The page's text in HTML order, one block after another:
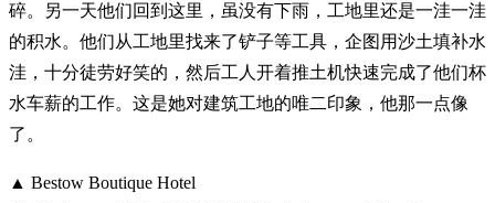
碎。另一天他们回到这里，虽没有下雨，工地里还是一洼一洼
的积水。他们从工地里找来了铲子等工具，企图用沙土填补水
洼，十分徒劳好笑的，然后工人开着推土机快速完成了他们杯
水车薪的工作。这是她对建筑工地的唯二印象，他那一点像
了。
▲ Bestow Boutique Hotel